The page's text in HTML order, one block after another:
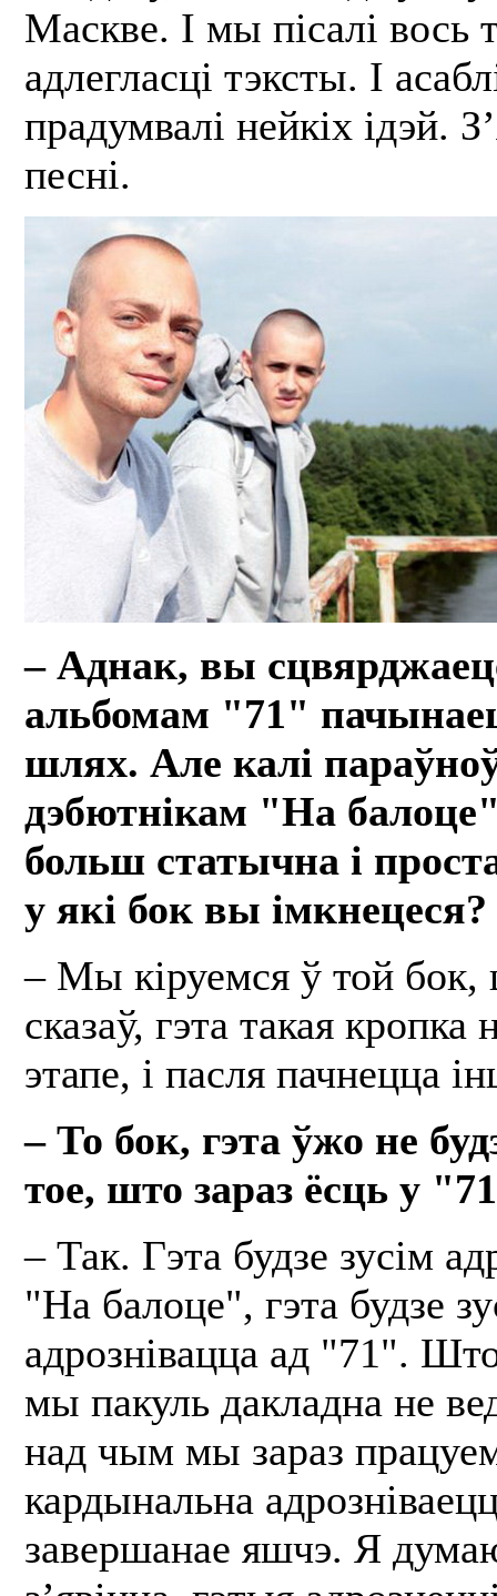
Маскве. І мы пісалі вось
адлегласці тэксты. І
прадумвалі нейкіх ідэй.
песні.
– Аднак, вы
альбомам "71"
шлях. Але калі
дэбютнікам "На
больш статычна і
у які бок вы імкнецеся?
– Мы кіруемся ў той
сказаў, гэта такая
этапе, і пасля пачнецца
– То бок, гэта ўжо не
тое, што зараз ёсць у
– Так. Гэта будзе зусім
"На балоце", гэта будзе
адрознівацца ад "71".
мы пакуль дакладна не
над чым мы зараз
кардынальна
завершанае яшчэ. Я